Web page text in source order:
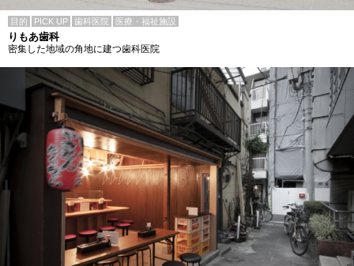
目的 PICK UP 歯科医院 医療・福祉施設
りもあ歯科
密集した地域の角地に建つ歯科医院